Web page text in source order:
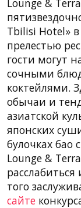
Tbilisi Hotel»
прелестью
гости могут
сочными
коктейлями.
обычаи и
азиатской
японских
булочках бао
Lounge &
расслабиться
того
сайте